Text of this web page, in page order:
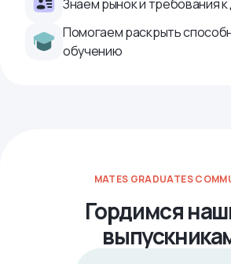
Знаем рынок и требования
Помогаем раскрыть
обучению
MATES GRADUATES
Гордимся